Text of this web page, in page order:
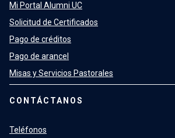
Mi Portal Alumni UC
Solicitud de Certificados
Pago de créditos
Pago de arancel
Misas y Servicios Pastorales
CONTÁCTANOS
Teléfonos